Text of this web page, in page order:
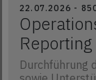
22.07.2026 -
Durchführung